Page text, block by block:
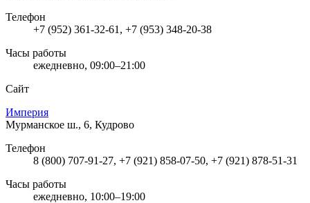
Телефон
+7 (952) 361-32-61, +7 (953) 348-20-38
Часы работы
ежедневно, 09:00–21:00
Сайт
Империя
Мурманское ш., 6, Кудрово
Телефон
8 (800) 707-91-27, +7 (921) 858-07-50, +7 (921) 878-51-31
Часы работы
ежедневно, 10:00–19:00